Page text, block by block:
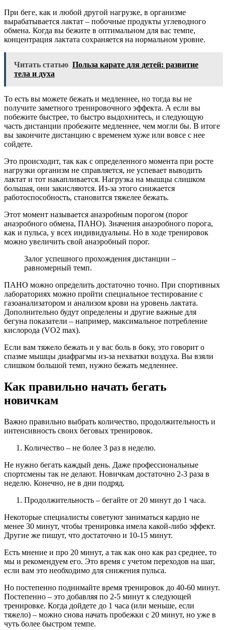
При беге, как и любой другой нагрузке, в организме
вырабатывается лактат – побочные продукты углеводного
обмена. Когда вы бежите в оптимальном для вас темпе,
концентрация лактата сохраняется на нормальном уровне.
Читать статью Польза карате для детей: развитие
тела и духа
То есть вы можете бежать и медленнее, но тогда вы не
получите заметного тренировочного эффекта. А если вы
побежите быстрее, то быстро выдохнитесь, и следующую
часть дистанции пробежите медленнее, чем могли бы. В итоге
вы закончите дистанцию с временем хуже или вовсе с нее
сойдете.
Это происходит, так как с определенного момента при росте
нагрузки организм не справляется, не успевает выводить
лактат и тот накапливается. Нагрузка на мышцы слишком
большая, они закисляются. Из-за этого снижается
работоспособность, становится тяжелее бежать.
Этот момент называется анаэробным порогом (порог
анаэробного обмена, ПАНО). Значения анаэробного порога,
как и пульса, у всех индивидуальны. Но в ходе тренировок
можно увеличить свой анаэробный порог.
Залог успешного прохождения дистанции –
равномерный темп.
ПАНО можно определить достаточно точно. При спортивных
лабораториях можно пройти специальное тестирование с
газоанализатором и анализом крови на уровень лактата.
Дополнительно будут определены и другие важные для
бегуна показатели – например, максимальное потребление
кислорода (VO2 max).
Если вам тяжело бежать и у вас боль в боку, это говорит о
спазме мышцы диафрагмы из-за нехватки воздуха. Вы взяли
слишком большой темп, нужно бежать медленнее.
Как правильно начать бегать
новичкам
Важно правильно выбрать количество, продолжительность и
интенсивность своих беговых тренировок.
Количество – не более 3 раз в неделю.
Не нужно бегать каждый день. Даже профессиональные
спортсмены так не делают. Новичкам достаточно 2-3 раза в
неделю. Конечно, не в дни подряд.
Продолжительность – бегайте от 20 минут до 1 часа.
Некоторые специалисты советуют заниматься кардио не
менее 30 минут, чтобы тренировка имела какой-либо эффект.
Другие же пишут, что достаточно и 10-15 минут.
Есть мнение и про 20 минут, а так как оно как раз среднее, то
мы и рекомендуем его. Это время с учетом переходов на шаг,
если вам это необходимо для снижения пульса.
Но постепенно поднимайте время тренировок до 40-60 минут.
Постепенно – это добавляя по 2-5 минут к следующей
тренировке. Когда дойдете до 1 часа (или меньше, если
тяжело) – можно снова начать пробежки с 20 минут, но уже в
чуть более быстром темпе.